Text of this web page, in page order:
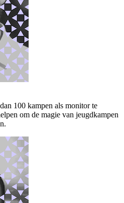
100 kampen als monitor te
om de magie van jeugdkampen